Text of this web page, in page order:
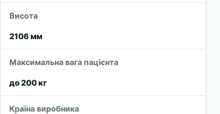
Висота
2106 мм
Максимальна вага пацієнта
до 200 кг
Країна виробника